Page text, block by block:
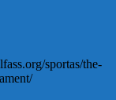
sportas/the-